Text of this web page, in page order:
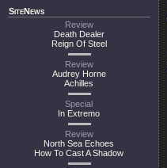
SiteNews
Review
Death Dealer
Reign Of Steel
Review
Audrey Horne
Achilles
Special
In Extremo
Review
North Sea Echoes
How To Cast A Shadow